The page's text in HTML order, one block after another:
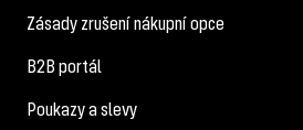
Zásady zrušení nákupní opce
B2B portál
Poukazy a slevy